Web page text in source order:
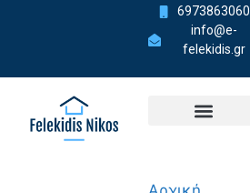
6973863060
info@e-
felekidis.gr